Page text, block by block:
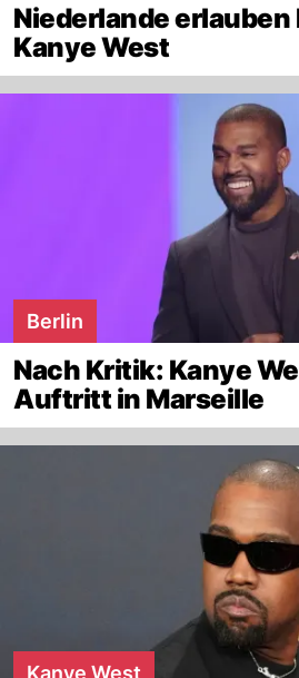
Niederlande
Kanye West
Berlin
Nach Kritik: Kanye
Auftritt in Marseille
Kanye West